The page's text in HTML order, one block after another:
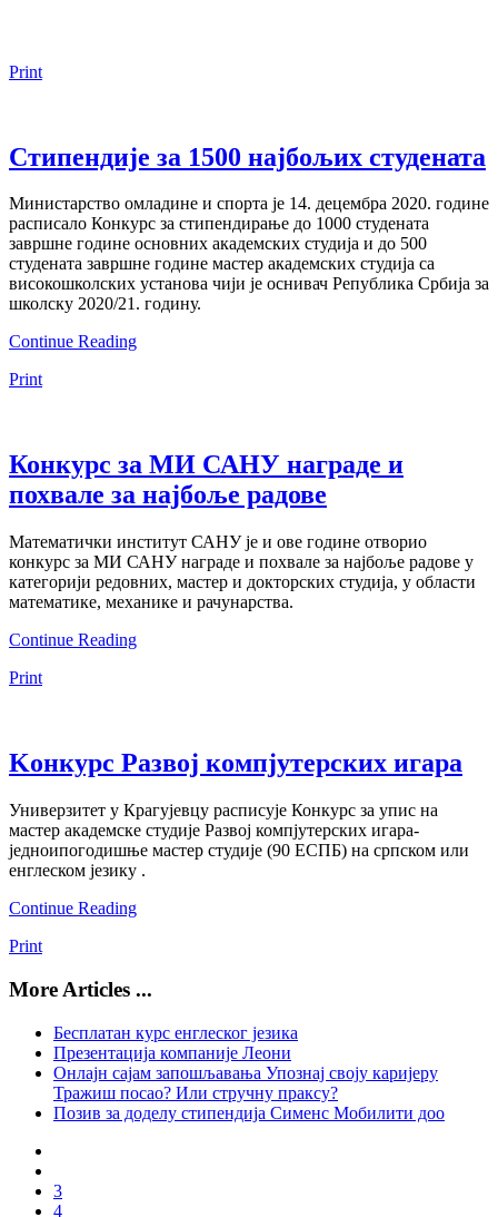
Print
Стипендије за 1500 најбољих студената
Министарство омладине и спорта је 14. децембра 2020. године
расписало Конкурс за стипендирање до 1000 студената
завршне године основних академских студија и до 500
студената завршне године мастер академских студија са
високошколских установа чији је оснивач Република Србија за
школску 2020/21. годину.
Continue Reading
Print
Конкурс за МИ САНУ награде и
похвале за најбоље радове
Математички институт САНУ је и ове године отворио
конкурс за МИ САНУ награде и похвале за најбоље радове у
категорији редовних, мастер и докторских студија, у области
математике, механике и рачунарства.
Continue Reading
Print
Kонкурс Развој компјутерских игара
Универзитет у Крагујевцу расписује Конкурс за упис на
мастер академске студије Развој компјутерских игара-
једноипогодишње мастер студије (90 ЕСПБ) на српском или
енглеском језику .
Continue Reading
Print
More Articles ...
Бесплатан курс енглеског језика
Презентација компаније Леони
Онлajн сајам запошљавања Упознај своју каријеру
Тражиш посао? Или стручну праксу?
Позив за доделу стипендија Сименс Мобилити доо
3
4